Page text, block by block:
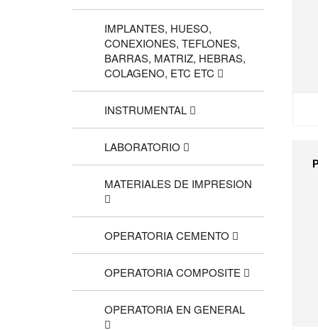
IMPLANTES, HUESO,
CONEXIONES, TEFLONES,
BARRAS, MATRIZ, HEBRAS,
COLAGENO, ETC ETC
INSTRUMENTAL
LABORATORIO
MATERIALES DE IMPRESION
OPERATORIA CEMENTO
OPERATORIA COMPOSITE
OPERATORIA EN GENERAL